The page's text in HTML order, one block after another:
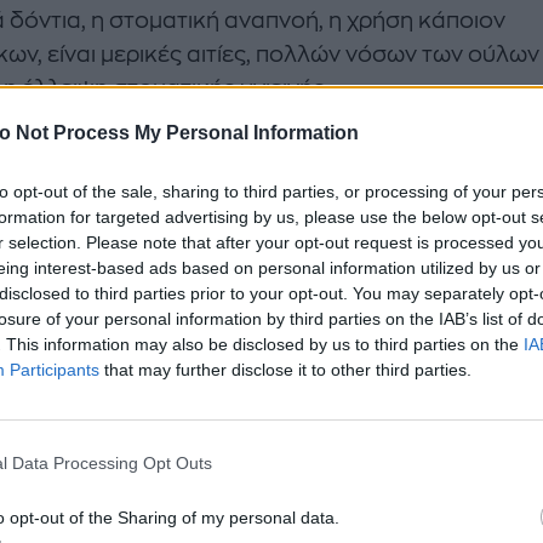
Not Process My Personal Information
opt-out of the sale, sharing to third parties, or processing of your
for targeted advertising by us, please use the below opt-out
selection. Please note that after your opt-out request is processed
interest-based ads based on personal information utilized by us
to third parties prior to your opt-out. You may separately
of your personal information by third parties on the IAB’s list of
This information may also be disclosed by us to third parties on the
Participants that may further disclose it to other third parties.
Data Processing Opt Outs
opt-out of the Sharing of my personal data.
η στοματική αναπνοή, η χρήση κάποιον
είναι μερικές αιτίες, πολλών νόσων των ούλων
έλλειψη στοματικής υγιεινής.
νόσος χαρακτηρίζεται μόνο από
χαρακτηρίζεται ως ουλίτιδα ,ενώ όταν η
στους βαθύτερους ιστούς «οστούν»,
. Η ουλίτιδα έχει κάποια στάδια
με την βαρύτητα της νόσου. Τα γενικά κλινικά της
τους και η κακοσμία.
: έχει να κάνει με την
γύρω από τα σωστά μέσα στοματικής